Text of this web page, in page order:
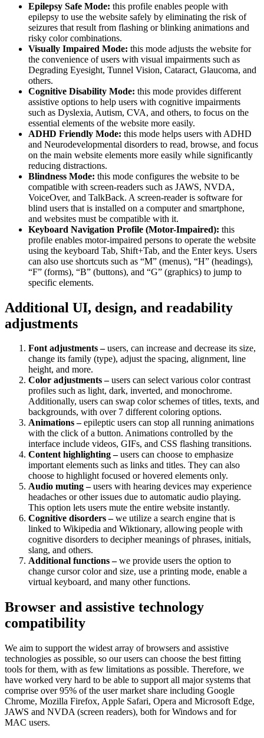
Epilepsy Safe Mode: this profile enables people with
epilepsy to use the website safely by eliminating the risk of
seizures that result from flashing or blinking animations and
risky color combinations.
Visually Impaired Mode: this mode adjusts the website for
the convenience of users with visual impairments such as
Degrading Eyesight, Tunnel Vision, Cataract, Glaucoma, and
others.
Cognitive Disability Mode: this mode provides different
assistive options to help users with cognitive impairments
such as Dyslexia, Autism, CVA, and others, to focus on the
essential elements of the website more easily.
ADHD Friendly Mode: this mode helps users with ADHD
and Neurodevelopmental disorders to read, browse, and focus
on the main website elements more easily while significantly
reducing distractions.
Blindness Mode: this mode configures the website to be
compatible with screen-readers such as JAWS, NVDA,
VoiceOver, and TalkBack. A screen-reader is software for
blind users that is installed on a computer and smartphone,
and websites must be compatible with it.
Keyboard Navigation Profile (Motor-Impaired): this
profile enables motor-impaired persons to operate the website
using the keyboard Tab, Shift+Tab, and the Enter keys. Users
can also use shortcuts such as “M” (menus), “H” (headings),
“F” (forms), “B” (buttons), and “G” (graphics) to jump to
specific elements.
Additional UI, design, and readability
adjustments
Font adjustments –users, can increase and decrease its size,
change its family (type), adjust the spacing, alignment, line
height, and more.
Color adjustments –users can select various color contrast
profiles such as light, dark, inverted, and monochrome.
Additionally, users can swap color schemes of titles, texts, and
backgrounds, with over 7 different coloring options.
Animations –epileptic users can stop all running animations
with the click of a button. Animations controlled by the
interface include videos, GIFs, and CSS flashing transitions.
Content highlighting –users can choose to emphasize
important elements such as links and titles. They can also
choose to highlight focused or hovered elements only.
Audio muting –users with hearing devices may experience
headaches or other issues due to automatic audio playing.
This option lets users mute the entire website instantly.
Cognitive disorders –we utilize a search engine that is
linked to Wikipedia and Wiktionary, allowing people with
cognitive disorders to decipher meanings of phrases, initials,
slang, and others.
Additional functions –we provide users the option to
change cursor color and size, use a printing mode, enable a
virtual keyboard, and many other functions.
Browser and assistive technology
compatibility
We aim to support the widest array of browsers and assistive
technologies as possible, so our users can choose the best fitting
tools for them, with as few limitations as possible. Therefore, we
have worked very hard to be able to support all major systems that
comprise over 95% of the user market share including Google
Chrome, Mozilla Firefox, Apple Safari, Opera and Microsoft Edge,
JAWS and NVDA (screen readers), both for Windows and for
MAC users.